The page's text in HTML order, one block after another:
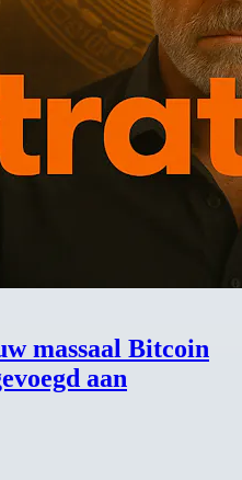
massaal Bitcoin
aan